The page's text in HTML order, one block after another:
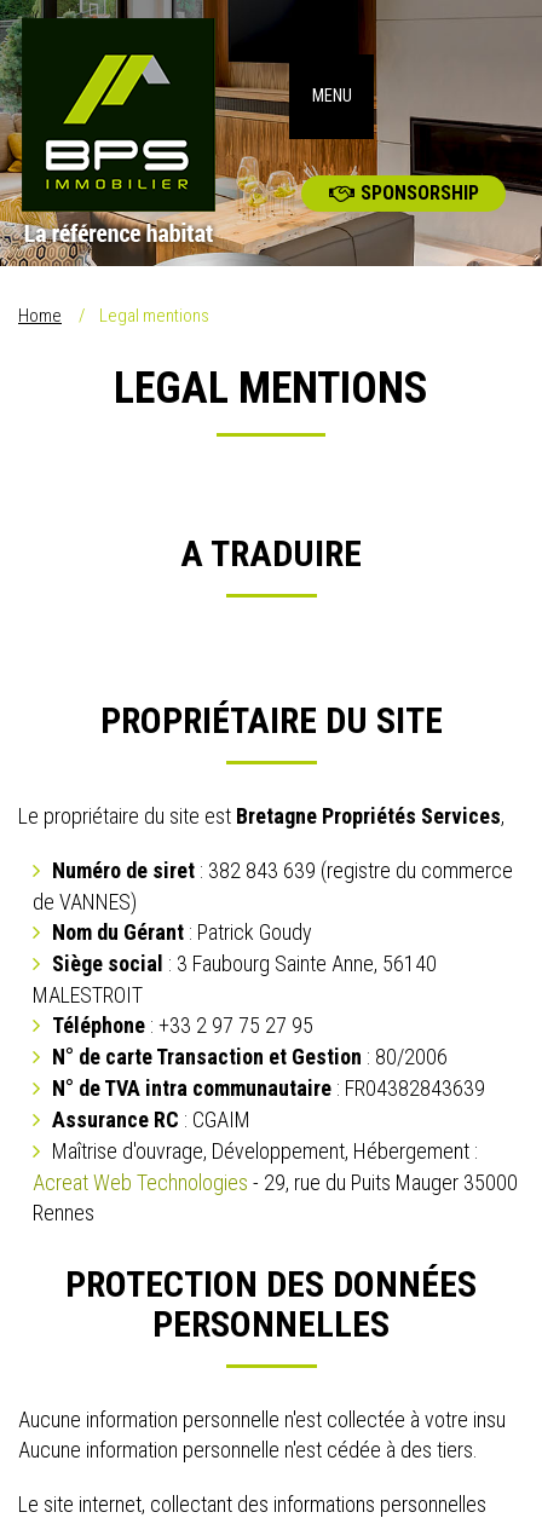
MENU
SPONSORSHIP
Home Legal mentions
LEGAL MENTIONS
A TRADUIRE
PROPRIÉTAIRE DU SITE
Le propriétaire du site est Bretagne Propriétés Services,
Numéro de siret : 382 843 639 (registre du commerce
de VANNES)
Nom du Gérant : Patrick Goudy
Siège social : 3 Faubourg Sainte Anne, 56140
MALESTROIT
Téléphone : +33 2 97 75 27 95
N° de carte Transaction et Gestion : 80/2006
N° de TVA intra communautaire : FR04382843639
Assurance RC : CGAIM
Maîtrise d'ouvrage, Développement, Hébergement :
Acreat Web Technologies - 29, rue du Puits Mauger 35000
Rennes
PROTECTION DES DONNÉES
PERSONNELLES
Aucune information personnelle n'est collectée à votre insu
Aucune information personnelle n'est cédée à des tiers.
Le site internet, collectant des informations personnelles